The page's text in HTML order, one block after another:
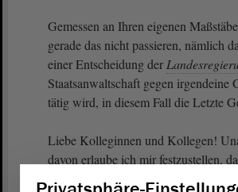
Gemessen an Ihren eigenen
gerade das nicht passieren, nämlich
einer Entscheidung der
Staatsanwaltschaft gegen irgendeine
tätig wird, in diesem Fall die Letzte
Liebe Kolleginnen und Kollegen!
davon erlaube ich mir festzustellen,